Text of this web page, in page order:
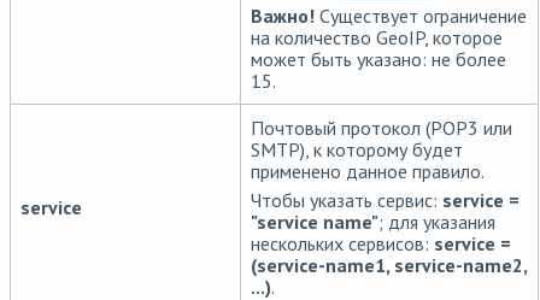
Важно! Существует ограничение
на количество GeoIP, которое
может быть указано: не более
15.
service
Почтовый протокол (POP3 или
SMTP), к которому будет
применено данное правило.
Чтобы указать сервис: service =
"service name"; для указания
нескольких сервисов: service =
(service-name1, service-name2,
...).